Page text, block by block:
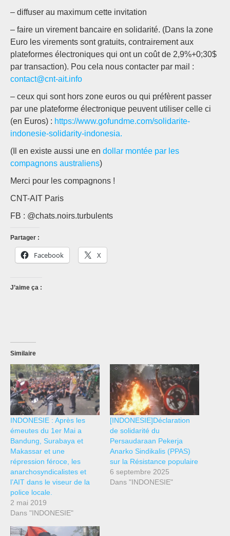
– diffuser au maximum cette invitation
– faire un virement bancaire en solidarité. (Dans la zone
Euro les virements sont gratuits, contrairement aux
plateformes électroniques qui ont un coût de 2,9%+0;30$
par transaction). Pou cela nous contacter par mail :
contact@cnt-ait.info
– ceux qui sont hors zone euros ou qui préfèrent passer
par une plateforme électronique peuvent utiliser celle ci
(en Euros) : https://www.gofundme.com/solidarite-
indonesie-solidarity-indonesia.
(Il en existe aussi une en dollar montée par les
compagnons australiens)
Merci pour les compagnons !
CNT-AIT Paris
FB : @chats.noirs.turbulents
Partager :
Facebook X
J’aime ça :
Similaire
INDONESIE : Après les
émeutes du 1er Mai a
Bandung, Surabaya et
Makassar et une
répression féroce, les
anarchosyndicalistes et
l’AIT dans le viseur de la
police locale.
2 mai 2019
Dans "INDONESIE"
[INDONESIE]Déclaration
de solidarité du
Persaudaraan Pekerja
Anarko Sindikalis (PPAS)
sur la Résistance populaire
6 septembre 2025
Dans "INDONESIE"